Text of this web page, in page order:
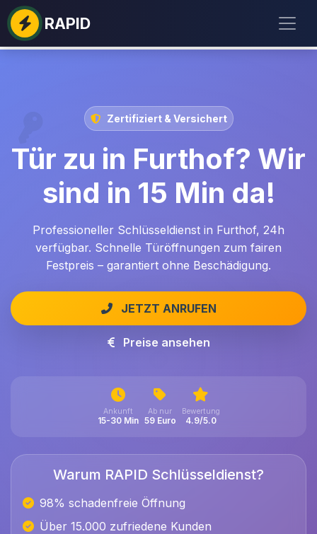
RAPID
Zertifiziert & Versichert
Tür zu in Furthof? Wir
sind in 15 Min da!
Professioneller Schlüsseldienst in Furthof, 24h
verfügbar. Schnelle Türöffnungen zum fairen
Festpreis – garantiert ohne Beschädigung.
JETZT ANRUFEN
Preise ansehen
Ankunft
15-30 Min
Ab nur
59 Euro
Bewertung
4.9/5.0
Warum RAPID Schlüsseldienst?
98% schadenfreie Öffnung
Über 15.000 zufriedene Kunden